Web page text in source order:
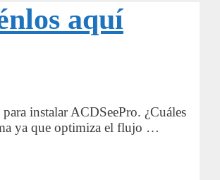
aquí
instalar ACDSeePro. ¿Cuáles
ya que optimiza el flujo …